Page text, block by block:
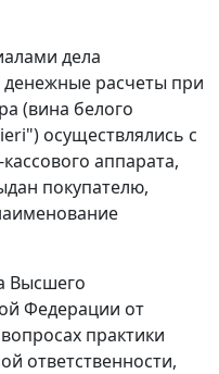
дела
расчеты при
(вина белого
осуществлялись с
аппарата,
покупателю,
Высшего
Федерации от
практики
ответственности,